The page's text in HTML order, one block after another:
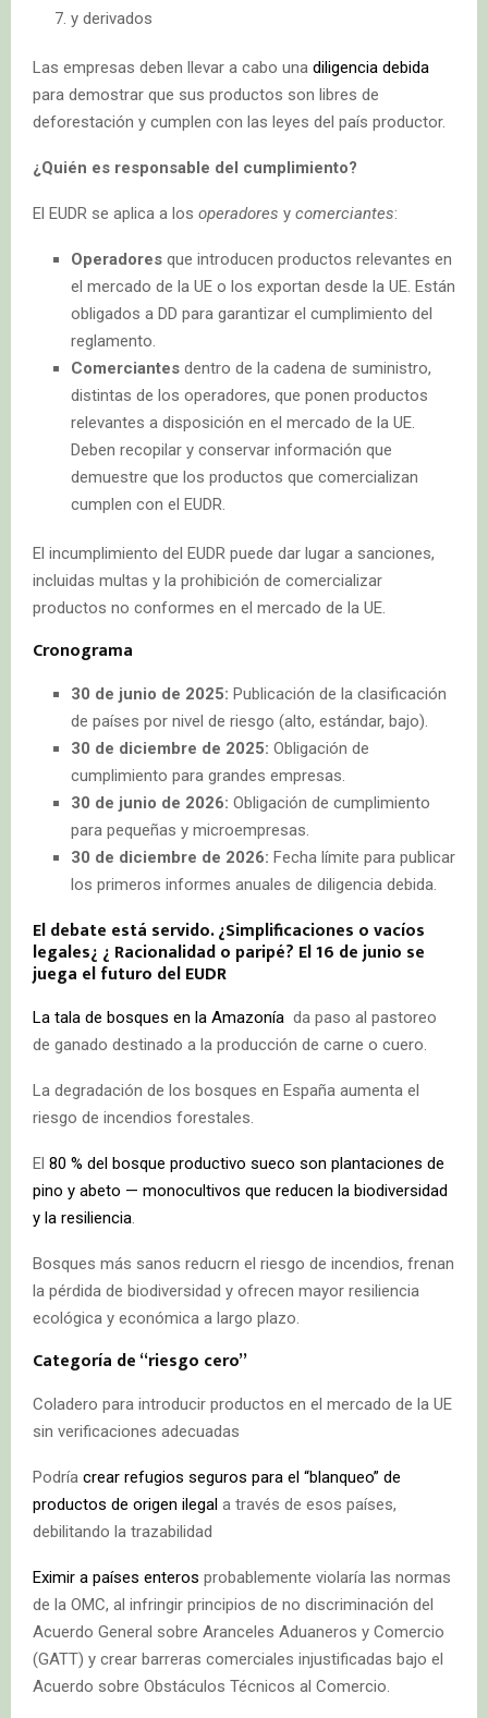
y derivados
Las empresas deben llevar a cabo una diligencia debida
para demostrar que sus productos son libres de
deforestación y cumplen con las leyes del país productor.
¿Quién es responsable del cumplimiento?
El EUDR se aplica a los operadores y comerciantes:
Operadores que introducen productos relevantes en
el mercado de la UE o los exportan desde la UE. Están
obligados a DD para garantizar el cumplimiento del
reglamento.
Comerciantes dentro de la cadena de suministro,
distintas de los operadores, que ponen productos
relevantes a disposición en el mercado de la UE.
Deben recopilar y conservar información que
demuestre que los productos que comercializan
cumplen con el EUDR.
El incumplimiento del EUDR puede dar lugar a sanciones,
incluidas multas y la prohibición de comercializar
productos no conformes en el mercado de la UE.
Cronograma
30 de junio de 2025: Publicación de la clasificación
de países por nivel de riesgo (alto, estándar, bajo).
30 de diciembre de 2025: Obligación de
cumplimiento para grandes empresas.
30 de junio de 2026: Obligación de cumplimiento
para pequeñas y microempresas.
30 de diciembre de 2026: Fecha límite para publicar
los primeros informes anuales de diligencia debida.
El debate está servido. ¿Simplificaciones o vacíos
legales¿ ¿ Racionalidad o paripé? El 16 de junio se
juega el futuro del EUDR
La tala de bosques en la Amazonía da paso al pastoreo
de ganado destinado a la producción de carne o cuero.
La degradación de los bosques en España aumenta el
riesgo de incendios forestales.
El 80 % del bosque productivo sueco son plantaciones de
pino y abeto — monocultivos que reducen la biodiversidad
y la resiliencia.
Bosques más sanos reducrn el riesgo de incendios, frenan
la pérdida de biodiversidad y ofrecen mayor resiliencia
ecológica y económica a largo plazo.
Categoría de “riesgo cero”
Coladero para introducir productos en el mercado de la UE
sin verificaciones adecuadas
Podría crear refugios seguros para el “blanqueo” de
productos de origen ilegal a través de esos países,
debilitando la trazabilidad
Eximir a países enteros probablemente violaría las normas
de la OMC, al infringir principios de no discriminación del
Acuerdo General sobre Aranceles Aduaneros y Comercio
(GATT) y crear barreras comerciales injustificadas bajo el
Acuerdo sobre Obstáculos Técnicos al Comercio.